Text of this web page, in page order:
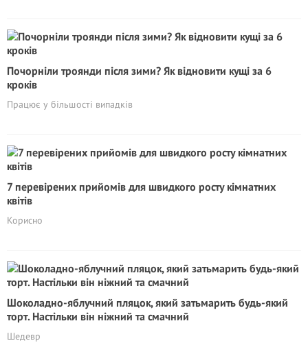
Почорніли троянди після зими? Як відновити кущі за 6
кроків
Працює у більшості випадків
7 перевірених прийомів для швидкого росту кімнатних
квітів
Корисно
Шоколадно-яблучний пляцок, який затьмарить будь-який
торт. Настільки він ніжний та смачний
Шедевр